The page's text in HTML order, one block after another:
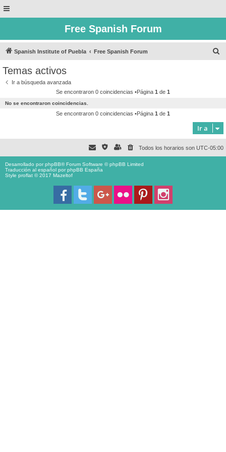
Free Spanish Forum
Spanish Institute of Puebla Free Spanish Forum
Temas activos
Ir a búsqueda avanzada
Se encontraron 0 coincidencias •Página 1 de 1
No se encontraron coincidencias.
Se encontraron 0 coincidencias •Página 1 de 1
Ir a
Todos los horarios son UTC-05:00
Desarrollado porphpBB® Forum Software © phpBB Limited
Traducción al español porphpBB España
Style proflat © 2017 Mazeltof